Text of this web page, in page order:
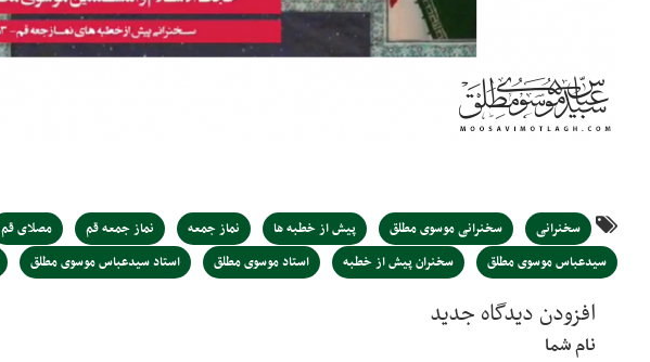
سخنرانی سخنرانی موسوی مطلق پیش از خطبه ها نماز جمعه نماز جمعه قم مصلای قم
سیدعباس موسوی مطلق
سخنران پیش از خطبه استاد موسوی مطلق استاد سیدعباس موسوی مطلق
افزودن دیدگاه جدید
نام شما